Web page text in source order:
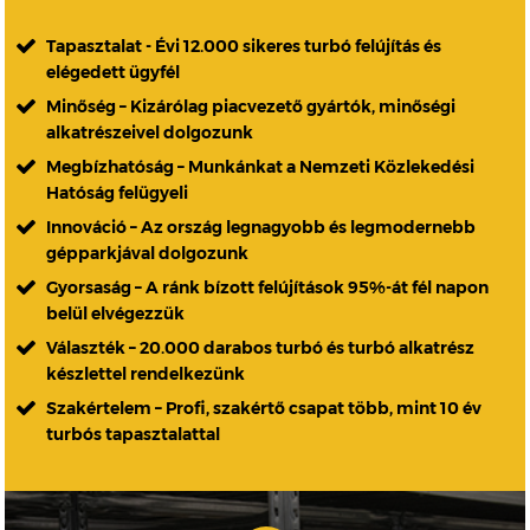
Tapasztalat - Évi 12.000 sikeres turbó felújítás és
elégedett ügyfél
Minőség – Kizárólag piacvezető gyártók, minőségi
alkatrészeivel dolgozunk
Megbízhatóság – Munkánkat a Nemzeti Közlekedési
Hatóság felügyeli
Innováció – Az ország legnagyobb és legmodernebb
gépparkjával dolgozunk
Gyorsaság – A ránk bízott felújítások 95%-át fél napon
belül elvégezzük
Választék – 20.000 darabos turbó és turbó alkatrész
készlettel rendelkezünk
Szakértelem – Profi, szakértő csapat több, mint 10 év
turbós tapasztalattal